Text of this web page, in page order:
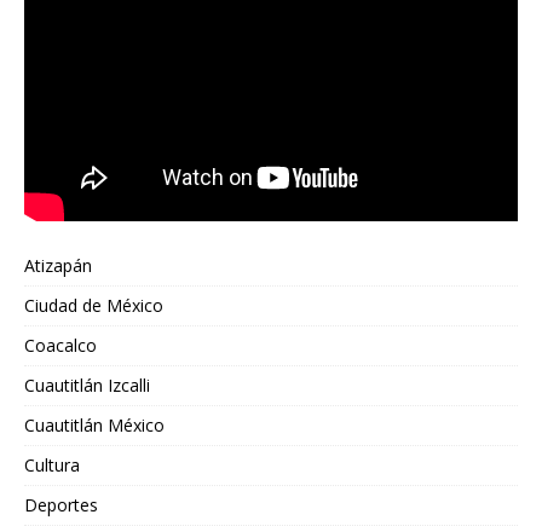
Atizapán
Ciudad de México
Coacalco
Cuautitlán Izcalli
Cuautitlán México
Cultura
Deportes